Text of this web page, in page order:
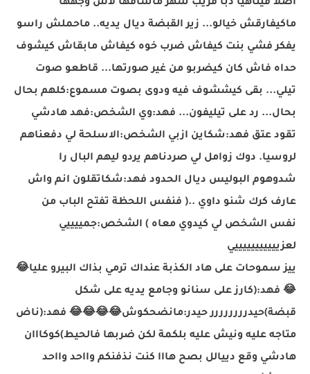
اصلا فيناهيا دبا قريب شهر ماشافها لاش وجهها
ماكيفارقش خيالو... زير القبضة ديال يديه.. ماحملش راسو
يفكر فشي بنت كيفاش ضرب خوه كيفاش مابقاش كيشوف
حداه فاش كان كيضربو من غير صورتها... قاطعو صوت
تيلي... بقى كيششوف فيه ودوى بصوت مسموع:كلهم بحال
بحال... رد على تيليفون... فهد:وي الشخص:فهد هادشي
تقود عتق فهد:شكاين ازبي الشخص:الاسلحة لي دفعناهم
لروسيا. دوك زوامل لي صردناهم يردو ليهم البال را
شدوهوم البوليس ديال الحدود فهد:شكاتقلون انم واش
عارف كرك شنو داوي ..( فنفس اللحظة تفتح الباب من
نفس الشخص لي كيدوي معاه ) الشخص:جمييييي
لعزيييييييييييي
ييز سموحات على هاد الكذبة عنداك ترمي بذاك البيرو عليا😂
😂 فهد:(كارز على سنانو وجامع يديه على شكل
قبضة)حيدرررررررر حيدر:مانضحكوش😂
😂
😂
😂 فهد:(ناض
متاجه عليه ونيش عليه بلكمة لكن ضربها فالحيط)كوكااان
هادشي وقع دييالل بصح هااا كنت نذفنكم وااحد وااحد